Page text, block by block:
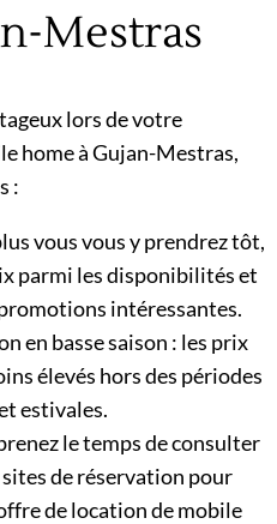
Mestras
lors de votre
home à Gujan-Mestras,
:
vous vous y prendrez tôt,
parmi les disponibilités et
intéressantes.
en basse saison : les prix
élevés hors des périodes
estivales.
le temps de consulter
de réservation pour
de location de mobile